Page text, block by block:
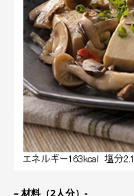
– 材料（2人分）-